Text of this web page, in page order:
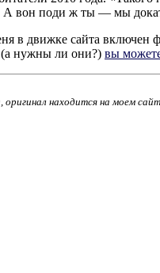
А вон поди ж ты — мы
в движке сайта включен
нужны ли они?) вы
оригинал находится на моем